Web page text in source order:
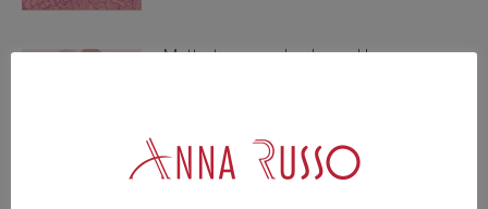
Muttertagsgeschenk von Herzen
Einladung Frühlingsevent